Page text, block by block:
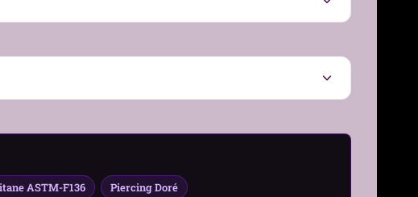
ASTM-F136 Piercing Doré